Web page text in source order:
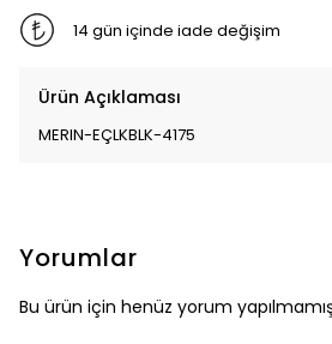
14 gün içinde iade değişim
Ürün Açıklaması
MERIN-EÇLKBLK-4175
Yorumlar
Bu ürün için henüz yorum